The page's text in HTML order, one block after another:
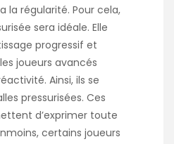
la régularité. Pour cela,
sera idéale. Elle
progressif et
joueurs avancés
Ainsi, ils se
pressurisées. Ces
d’exprimer toute
certains joueurs